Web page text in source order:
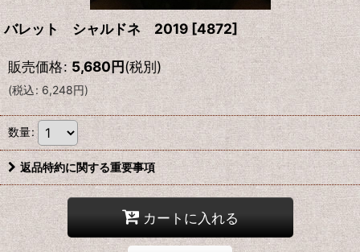
バレット シャルドネ 2019 [4872]
販売価格: 5,680円(税別)
(税込: 6,248円)
数量:
返品特約に関する重要事項
カートに入れる